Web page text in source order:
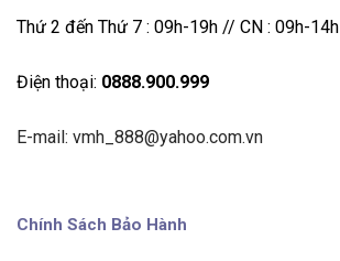
Thứ 2 đến Thứ 7 : 09h-19h // CN : 09h-14h
Điện thoại: 0888.900.999
E-mail: vmh_888@yahoo.com.vn
Chính Sách Bảo Hành